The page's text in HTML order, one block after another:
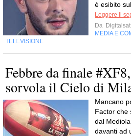
è esibito
Leggere il
Da Digitalsat
MEDIA E
TELEVISIONE
Febbre da finale
sorvola il Cielo di
Mancano
Factor che
dal
davanti ad